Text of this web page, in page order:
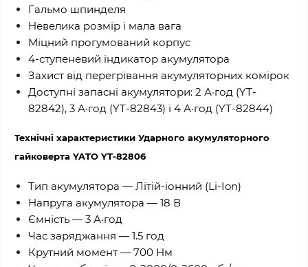
Гальмо шпинделя
Невелика розмір і мала вага
Міцний прогумований корпус
4-ступеневий індикатор акумулятора
Захист від перегрівання акумуляторних комірок
Доступні запасні акумулятори: 2 А·год (YT-
82842), 3 А·год (YT-82843) і 4 А·год (YT-82844)
Технічні характеристики Ударного акумуляторного
гайковерта YATO YT-82806
Тип акумулятора — Літій-іонний (Li-Ion)
Напруга акумулятора — 18 В
Ємність — 3 А·год
Час заряджання — 1.5 год
Крутний момент — 700 Нм